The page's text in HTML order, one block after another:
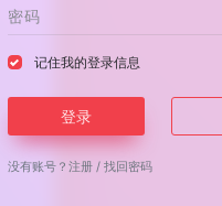
记住我的登录信息
登录
没有账号？注册 /找回密码